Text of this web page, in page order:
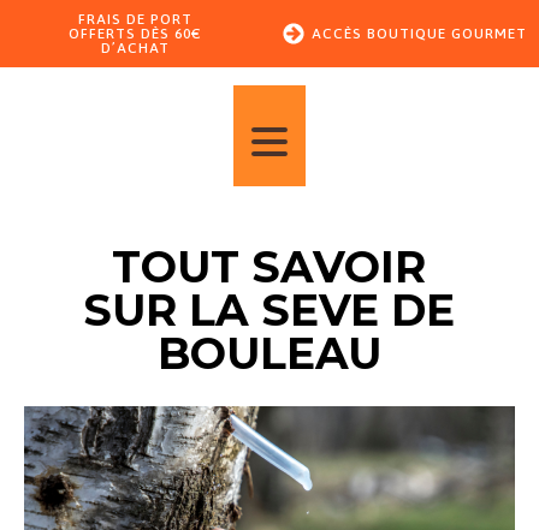
FRAIS DE PORT
OFFERTS DÈS 60€
D’ACHAT
ACCÈS BOUTIQUE GOURMET
TOUT SAVOIR
SUR LA SEVE DE
BOULEAU